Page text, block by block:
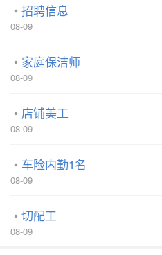
招聘信息
08-09
家庭保洁师
08-09
店铺美工
08-09
车险内勤1名
08-09
切配工
08-09